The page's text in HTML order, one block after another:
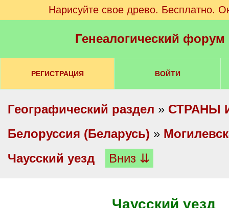
Нарисуйте свое древо. Бесплатно.
Генеалогический
РЕГИСТРАЦИЯ ВОЙТИ
Географический раздел » СТРАНЫ
Белоруссия (Беларусь) »
Чаусский уезд
Вниз ⇊
Чаусский уезд